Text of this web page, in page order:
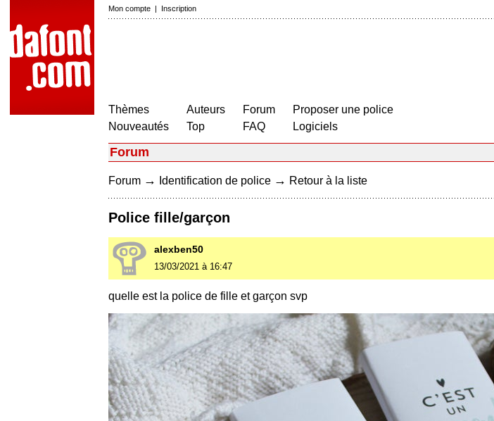
Mon compte | Inscription
Thèmes
Nouveautés
Auteurs
Top
Forum
FAQ
Proposer une police
Logiciels
Forum
Forum → Identification de police → Retour à la liste
Police fille/garçon
alexben50
13/03/2021 à 16:47
quelle est la police de fille et garçon svp